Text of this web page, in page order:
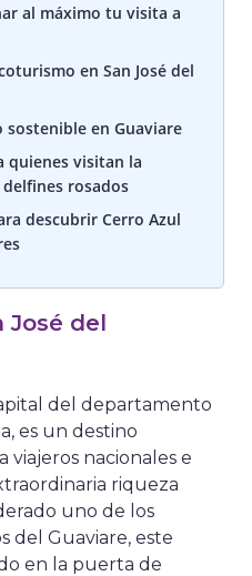
al máximo tu visita a
en San José del
en Guaviare
quienes visitan la
delfines rosados
descubrir Cerro Azul
José del
del departamento
es un destino
nacionales e
riqueza
uno de los
del Guaviare, este
en la puerta de